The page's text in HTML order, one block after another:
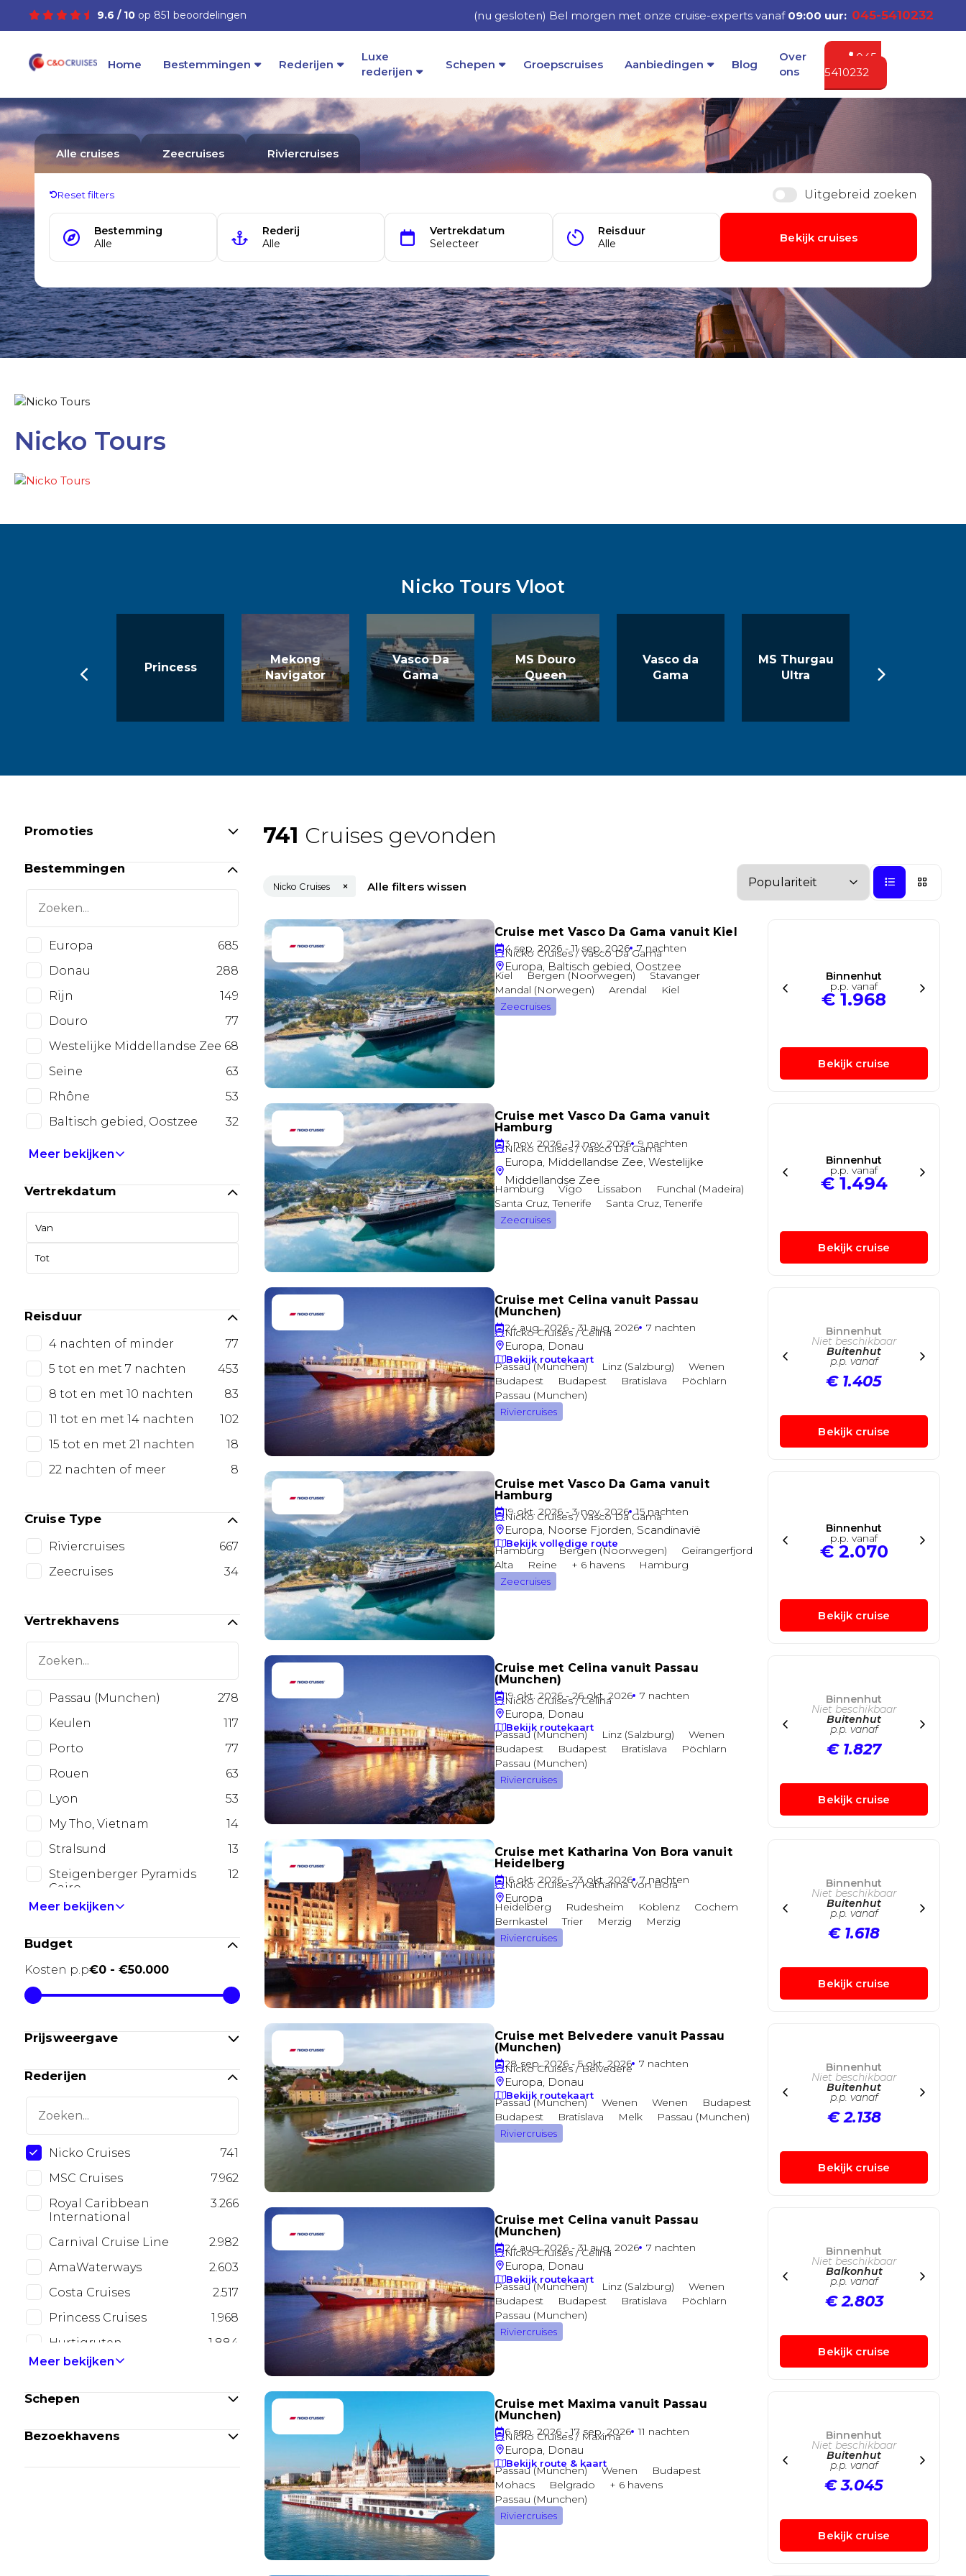
9.6 / 10 op 851 beoordelingen (nu gesloten) Bel morgen met onze cruise-experts vanaf 09:00 uur: 045-5410232
Home Bestemmingen Rederijen
Luxe
rederijen
Schepen Groepscruises Aanbiedingen Blog
Over
ons
045-
5410232
Nicko Tours
Nicko Tours Vloot
MS Bellissima Princess
Mekong
Navigator
Vasco Da
Gama
MS Douro
Queen
Vasco da
Gama
MS Thurgau
Ultra